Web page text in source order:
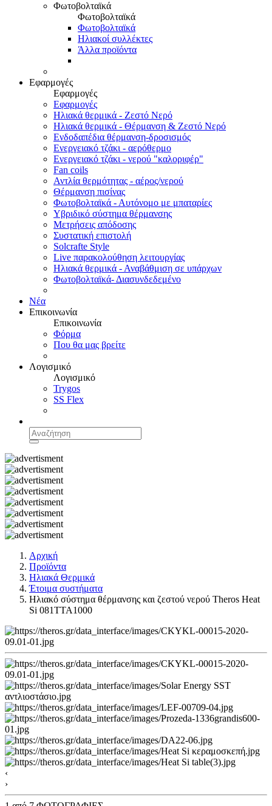
Φωτοβολταϊκά
Φωτοβολταϊκά
Φωτοβολταϊκά
Ηλιακοί συλλέκτες
Άλλα προϊόντα
Εφαρμογές
Εφαρμογές
Εφαρμογές
Ηλιακά θερμικά - Ζεστό Νερό
Ηλιακά θερμικά - Θέρμανση & Ζεστό Νερό
Ενδοδαπέδια θέρμανση-δροσισμός
Ενεργειακό τζάκι - αερόθερμο
Ενεργειακό τζάκι - νερού "καλοριφέρ"
Fan coils
Αντλία θερμότητας - αέρος/νερού
Θέρμανση πισίνας
Φωτοβολταϊκά - Αυτόνομο με μπαταρίες
Υβριδικό σύστημα θέρμανσης
Μετρήσεις απόδοσης
Συστατική επιστολή
Solcrafte Style
Live παρακολούθηση λειτουργίας
Ηλιακά θερμικά - Αναβάθμιση σε υπάρχων
Φωτοβολταϊκά- Διασυνδεδεμένο
Νέα
Επικοινωνία
Επικοινωνία
Φόρμα
Που θα μας βρείτε
Λογισμικό
Λογισμικό
Trygos
SS Flex
Αρχική
Προϊόντα
Ηλιακά Θερμικά
Έτοιμα συστήματα
Ηλιακό σύστημα θέρμανσης και ζεστού νερού Theros Heat
Si 081TTA1000
‹
›